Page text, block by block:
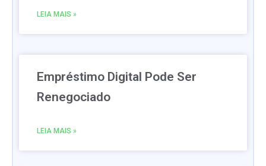
LEIA MAIS »
Empréstimo Digital Pode Ser
Renegociado
LEIA MAIS »